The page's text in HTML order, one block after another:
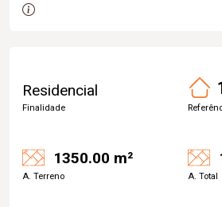
Residencial
Finalidade
1350.00 m²
A. Terreno A. Total